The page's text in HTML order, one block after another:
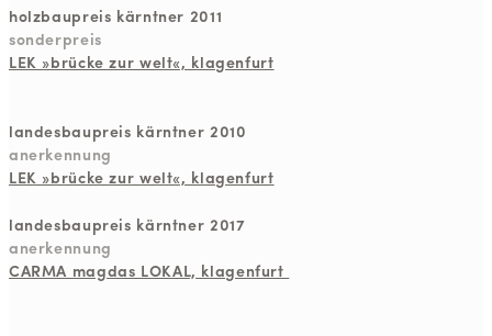
holzbaupreis kärntner 2011
sonderpreis
LEK »brücke zur welt«, klagenfurt
landesbaupreis kärntner 2010
anerkennung
LEK »brücke zur welt«, klagenfurt
landesbaupreis kärntner 2017
anerkennung
CARMA magdas LOKAL, klagenfurt